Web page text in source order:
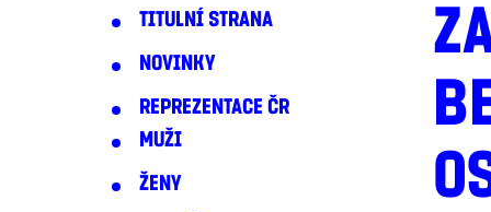
TITULNÍ STRANA
NOVINKY
REPREZENTACE ČR
MUŽI
ŽENY